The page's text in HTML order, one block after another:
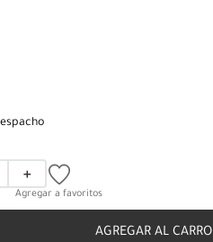
＋
AGREGAR AL CARRO